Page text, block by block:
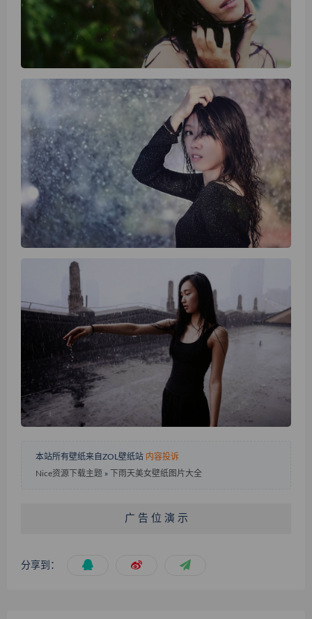
本站所有壁纸来自ZOL壁纸站 内容投诉
Nice资源下载主题 » 下雨天美女壁纸图片大全
广 告 位 演 示
分享到：